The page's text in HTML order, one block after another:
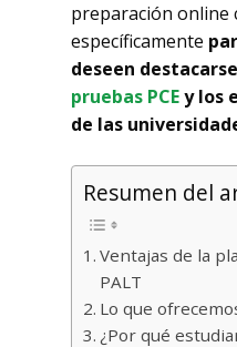
preparación online
específicamente
deseen
pruebas PCEy los
de las
Resumen del
Ventajas de la
PALT
Lo que
¿Por qué